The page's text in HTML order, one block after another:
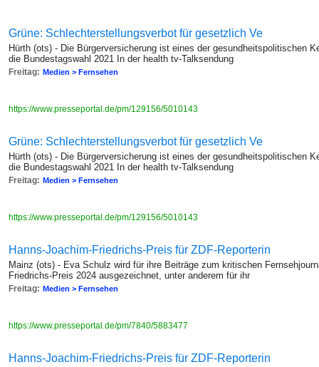
Grüne: Schlechterstellungsverbot für gesetzlich Ve
Hürth (ots) - Die Bürgerversicherung ist eines der gesundheitspolitischen
die Bundestagswahl 2021 In der health tv-Talksendung
Freitag: Medien > Fernsehen
https://www.presseportal.de/pm/129156/5010143
Grüne: Schlechterstellungsverbot für gesetzlich Ve
Hürth (ots) - Die Bürgerversicherung ist eines der gesundheitspolitischen
die Bundestagswahl 2021 In der health tv-Talksendung
Freitag: Medien > Fernsehen
https://www.presseportal.de/pm/129156/5010143
Hanns-Joachim-Friedrichs-Preis für ZDF-Reporterin
Mainz (ots) - Eva Schulz wird für ihre Beiträge zum kritischen
Friedrichs-Preis 2024 ausgezeichnet, unter anderem für ihr
Freitag: Medien > Fernsehen
https://www.presseportal.de/pm/7840/5883477
Hanns-Joachim-Friedrichs-Preis für ZDF-Reporterin